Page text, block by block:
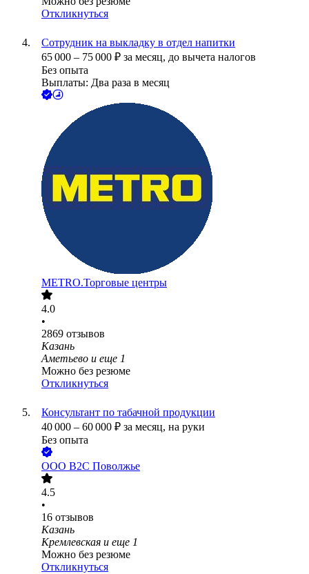
Откликнуться
Сотрудник на выкладку в отдел напитки
65 000 – 75 000 ₽ за месяц, до вычета налогов
Без опыта
Выплаты: Два раза в месяц
METRO.Торговые центры
4.0
•
2869 отзывов
Казань
Аметьево и еще 1
Можно без резюме
Откликнуться
Консультант по табачной продукции
40 000 – 60 000 ₽ за месяц, на руки
Без опыта
ООО В2С Поволжье
4.5
•
16 отзывов
Казань
Кремлевская и еще 1
Можно без резюме
Откликнуться